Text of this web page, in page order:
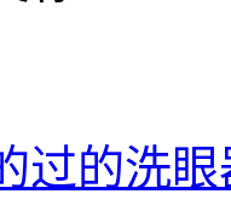
过的洗